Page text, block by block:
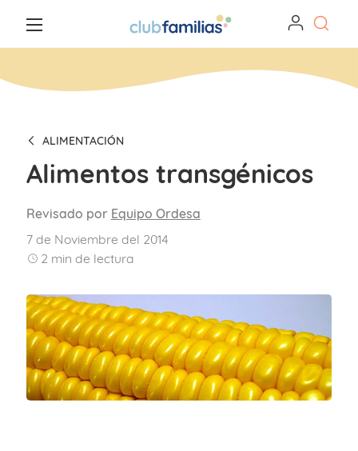
ALIMENTACIÓN
Alimentos transgénicos
Revisado por Equipo Ordesa
7 de Noviembre del 2014
2 min de lectura